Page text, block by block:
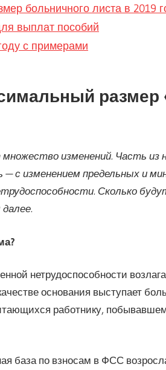
больничного листа в 2019
выплат пособий
с примерами
размер
изменений. Часть из
с изменением предельных и
Сколько
нетрудоспособности
основания выступает
работнику,
база по взносам в ФСС